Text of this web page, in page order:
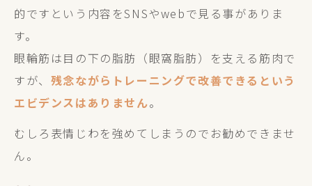
的ですという内容をSNSやwebで見る事がありま
す。
眼輪筋は目の下の脂肪（眼窩脂肪）を支える筋肉で
すが、 残念ながらトレーニングで改善できるという
エビデンスはありません。
むしろ表情じわを強めてしまうのでお勧めできませ
ん。